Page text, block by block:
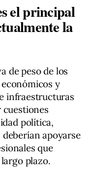
el principal
la
de peso de los
y
infraestructuras
política,
apoyarse
que
plazo.